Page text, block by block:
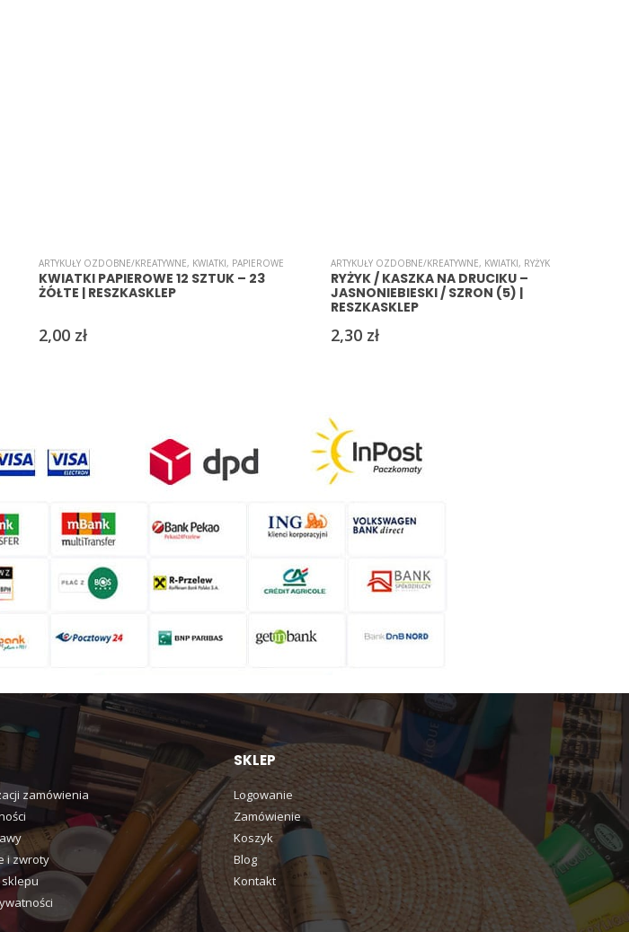
ARTYKUŁY OZDOBNE/KREATYWNE, KWIATKI, PAPIEROWE
KWIATKI PAPIEROWE 12 SZTUK – 23
ŻÓŁTE | RESZKASKLEP
2,00 zł
ARTYKUŁY OZDOBNE/KREATYWNE, KWIATKI, RYŻYK
RYŻYK / KASZKA NA DRUCIKU –
JASNONIEBIESKI / SZRON (5) |
RESZKASKLEP
2,30 zł
zamówienia
i zwroty
SKLEP
Logowanie
Zamówienie
Koszyk
Blog
Kontakt